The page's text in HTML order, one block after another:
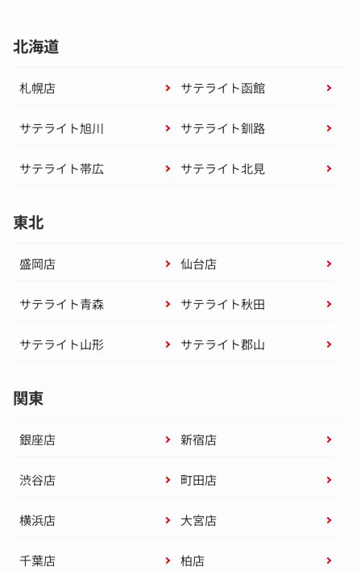
北海道
札幌店 サテライト函館
サテライト旭川 サテライト釧路
サテライト帯広 サテライト北見
東北
盛岡店 仙台店
サテライト青森 サテライト秋田
サテライト山形 サテライト郡山
関東
銀座店 新宿店
渋谷店 町田店
横浜店 大宮店
千葉店 柏店